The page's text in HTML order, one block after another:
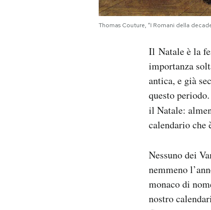
Thomas Couture, “I Romani della
Il Natale è la
importanza
antica, e già
questo
il Natale:
calendario che
Nessuno dei
nemmeno
monaco di
nostro